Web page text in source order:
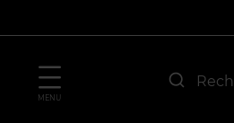
MENU